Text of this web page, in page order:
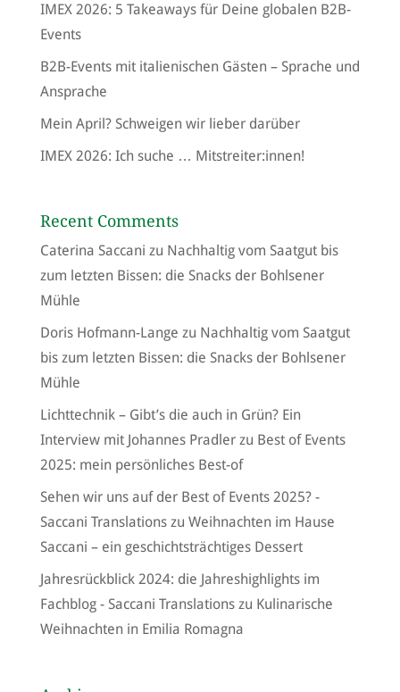
IMEX 2026: 5 Takeaways für Deine globalen B2B-
Events
B2B-Events mit italienischen Gästen – Sprache und
Ansprache
Mein April? Schweigen wir lieber darüber
IMEX 2026: Ich suche … Mitstreiter:innen!
Recent Comments
Caterina Saccani zu Nachhaltig vom Saatgut bis
zum letzten Bissen: die Snacks der Bohlsener
Mühle
Doris Hofmann-Lange zu Nachhaltig vom Saatgut
bis zum letzten Bissen: die Snacks der Bohlsener
Mühle
Lichttechnik – Gibt’s die auch in Grün? Ein
Interview mit Johannes Pradlerzu Best of Events
2025: mein persönliches Best-of
Sehen wir uns auf der Best of Events 2025? -
Saccani Translationszu Weihnachten im Hause
Saccani – ein geschichtsträchtiges Dessert
Jahresrückblick 2024: die Jahreshighlights im
Fachblog - Saccani Translationszu Kulinarische
Weihnachten in Emilia Romagna